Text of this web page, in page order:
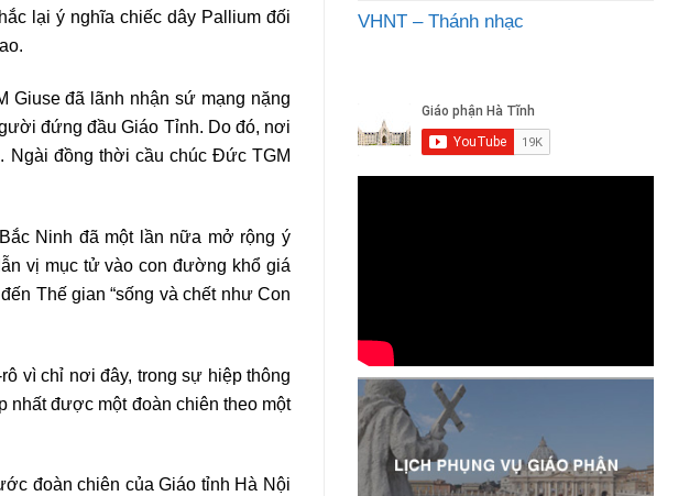
lại ý nghĩa chiếc dây Pallium đối
đã lãnh nhận sứ mạng nặng
đứng đầu Giáo Tỉnh. Do đó, nơi
Ngài đồng thời cầu chúc Đức TGM
Ninh đã một lần nữa mở rộng ý
vị mục tử vào con đường khổ giá
Thế gian “sống và chết như Con
vì chỉ nơi đây, trong sự hiệp thông
nhất được một đoàn chiên theo một
đoàn chiên của Giáo tỉnh Hà Nội
VHNT – Thánh nhạc